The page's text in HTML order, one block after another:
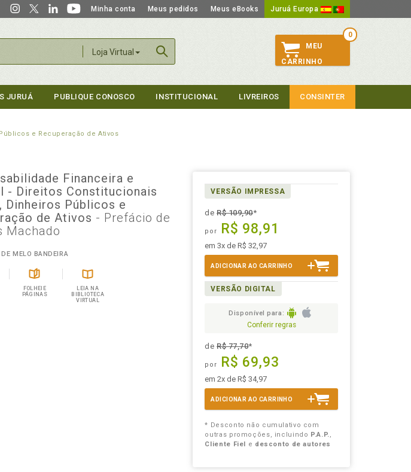
Minha conta Meus pedidos Meus eBooks Juruá Europa
Loja Virtual
0
MEU
CARRINHO
JURUÁ PUBLIQUE CONOSCO INSTITUCIONAL LIVREIROS CONSINTER
e Recuperação de Ativos
Financeira e
- Direitos Constitucionais
Dinheiros Públicos e
de Ativos - Prefácio de
Machado
MELO BANDEIRA
FOLHEIE
PÁGINAS
LEIA NA
BIBLIOTECA
VIRTUAL
VERSÃO IMPRESSA
deR$ 109,90*
por R$ 98,91
em 3x de R$ 32,97
ADICIONAR AO CARRINHO
VERSÃO DIGITAL
Disponível para:
Conferir regras
deR$ 77,70*
por R$ 69,93
em 2x de R$ 34,97
ADICIONAR AO CARRINHO
* Desconto não cumulativo com
outras promoções, incluindo P.A.P.,
Cliente Fiel
e desconto de autores